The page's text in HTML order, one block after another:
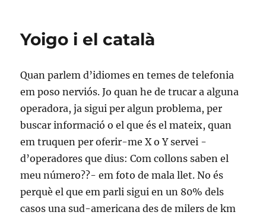
Yoigo i el català
Quan parlem d’idiomes en temes de telefonia
em poso nerviós. Jo quan he de trucar a alguna
operadora, ja sigui per algun problema, per
buscar informació o el que és el mateix, quan
em truquen per oferir-me X o Y servei -
d’operadores que dius: Com collons saben el
meu número??- em foto de mala llet. No és
perquè el que em parli sigui en un 80% dels
casos una sud-americana des de milers de km